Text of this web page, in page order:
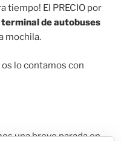
tiempo! El PRECIO por
terminal de autobuses
mochila.
os lo contamos con
una breve parada en